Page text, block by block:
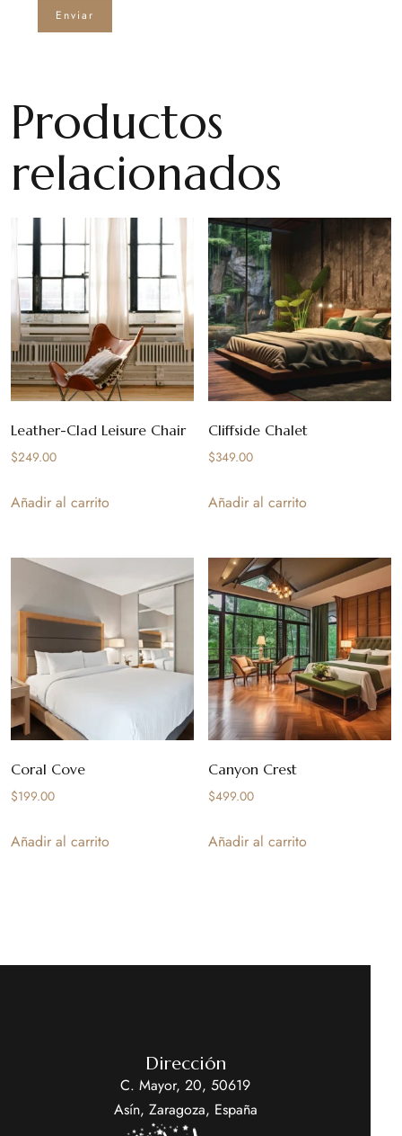
Productos
relacionados
Leather-Clad Leisure Chair
$249.00
Añadir al carrito
Cliffside Chalet
$349.00
Añadir al carrito
Coral Cove
$199.00
Añadir al carrito
Canyon Crest
$499.00
Añadir al carrito
Dirección
C. Mayor, 20, 50619
Asín, Zaragoza, España